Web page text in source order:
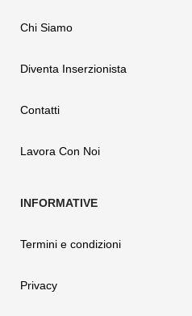
Chi Siamo
Diventa Inserzionista
Contatti
Lavora Con Noi
Termini e condizioni
Privacy